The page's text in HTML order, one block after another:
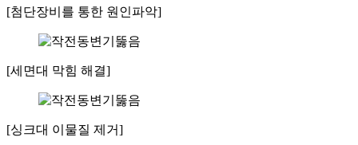
[첨단장비를 통한 원인파악]
[세면대 막힘 해결]
[싱크대 이물질 제거]